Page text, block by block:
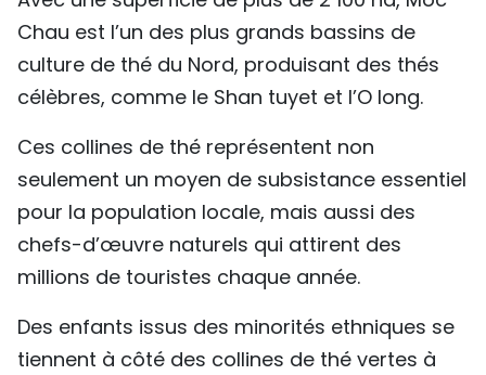
Chau est l’un des plus grands bassins de
culture de thé du Nord, produisant des thés
célèbres, comme le Shan tuyet et l’O long.
Ces collines de thé représentent non
seulement un moyen de subsistance essentiel
pour la population locale, mais aussi des
chefs-d’œuvre naturels qui attirent des
millions de touristes chaque année.
Des enfants issus des minorités ethniques se
tiennent à côté des collines de thé vertes à